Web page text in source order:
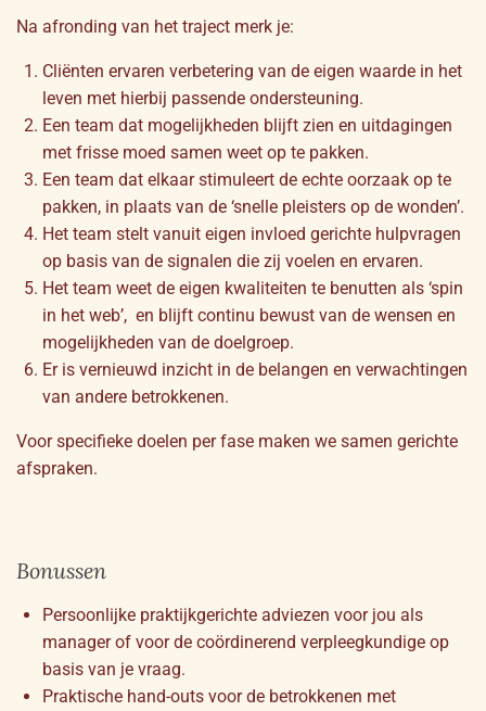
Na afronding van het traject merk je:
Cliënten ervaren verbetering van de eigen waarde in het
leven met hierbij passende ondersteuning.
Een team dat mogelijkheden blijft zien en uitdagingen
met frisse moed samen weet op te pakken.
Een team dat elkaar stimuleert de echte oorzaak op te
pakken, in plaats van de ‘snelle pleisters op de wonden’.
Het team stelt vanuit eigen invloed gerichte hulpvragen
op basis van de signalen die zij voelen en ervaren.
Het team weet de eigen kwaliteiten te benutten als ‘spin
in het web’, en blijft continu bewust van de wensen en
mogelijkheden van de doelgroep.
Er is vernieuwd inzicht in de belangen en verwachtingen
van andere betrokkenen.
Voor specifieke doelen per fase maken we samen gerichte
afspraken.
Bonussen
Persoonlijke praktijkgerichte adviezen voor jou als
manager of voor de coördinerend verpleegkundige op
basis van je vraag.
Praktische hand-outs voor de betrokkenen met